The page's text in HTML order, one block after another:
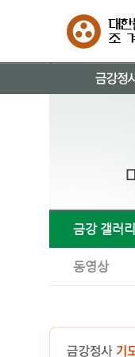
금강 갤러리
동영상